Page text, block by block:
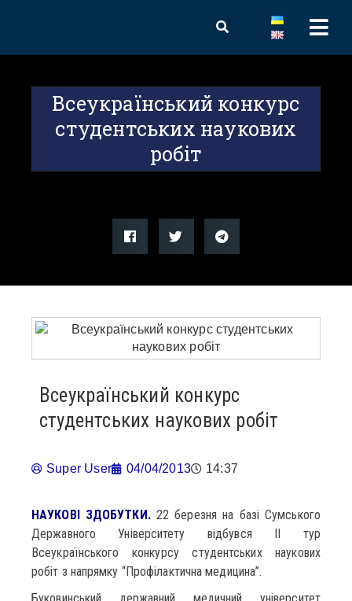
Всеукраїнський конкурс
студентських наукових
робіт
Всеукраїнський конкурс
студентських наукових робіт
Super User 04/04/2013 14:37
НАУКОВІ ЗДОБУТКИ.22 березня на базі Сумського
Державного Університету відбувся ІІ тур
Всеукраїнського конкурсу студентських наукових
робіт з напрямку “Профілактична медицина”.